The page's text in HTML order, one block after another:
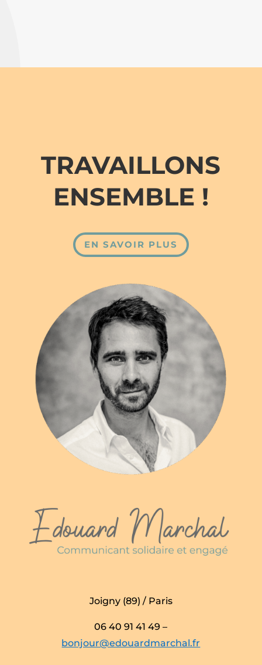
TRAVAILLONS
ENSEMBLE !
EN SAVOIR PLUS
Joigny (89) / Paris
06 40 91 41 49 –
bonjour@edouardmarchal.fr